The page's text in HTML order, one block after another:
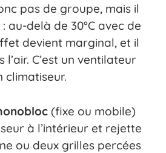
pas de groupe, mais il
au-delà de 30°C avec de
devient marginal, et il
l’air. C’est un ventilateur
climatiseur.
(fixe ou mobile)
à l’intérieur et rejette
ou deux grilles percées